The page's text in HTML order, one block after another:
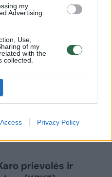
my
Advertising.
Use,
of my
with the
collected.
Privacy Policy
galimus
ministro
tikrovės(8)
prievolės ir